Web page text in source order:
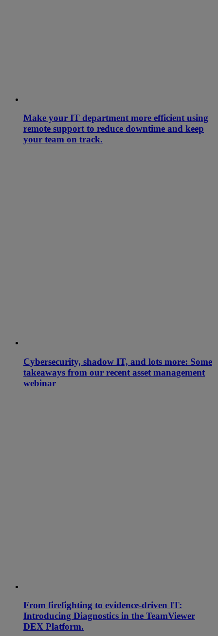
Make your IT department more efficient using
remote support to reduce downtime and keep
your team on track.
Cybersecurity, shadow IT, and lots more: Some
takeaways from our recent asset management
webinar
From firefighting to evidence-driven IT:
Introducing Diagnostics in the TeamViewer
DEX Platform.